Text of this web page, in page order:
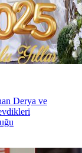
Derya ve